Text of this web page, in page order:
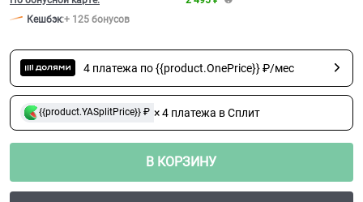
Кешбэк:+ 125 бонусов
4 платежа по {{product.OnePrice}} ₽/мес
{{product.YASplitPrice}} ₽ × 4 платежа в Сплит
В КОРЗИНУ